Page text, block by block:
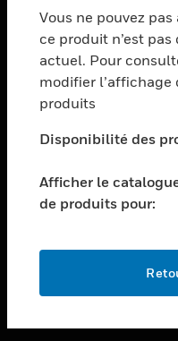
toggle view
EMPLOIS
toggle view
SOCIÉTÉ
toggle view
NOUS CONTACTER
toggle view
MENTIONS LÉGALES
Vous ne pouvez
ce produit n’est
actuel. Pour
modifier l’affichage
produits
Disponibilité des
Afficher le
de produits pour: